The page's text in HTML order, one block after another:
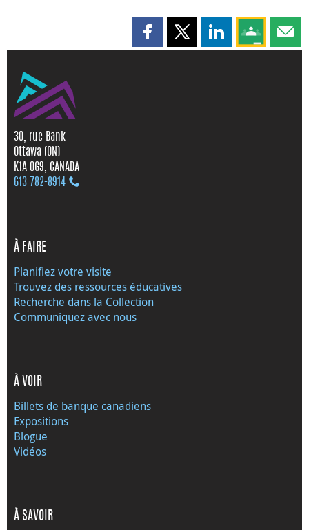
Partager cette page sur
Partager cette page sur X
Partager cette
Partagez
30, rue Bank
Ottawa (ON)
K1A 0G9, CANADA
613 782‑8914
À FAIRE
Planifiez votre visite
Trouvez des ressources éducatives
Recherche dans la Collection
Communiquez avec nous
À VOIR
Billets de banque canadiens
Expositions
Blogue
Vidéos
À SAVOIR